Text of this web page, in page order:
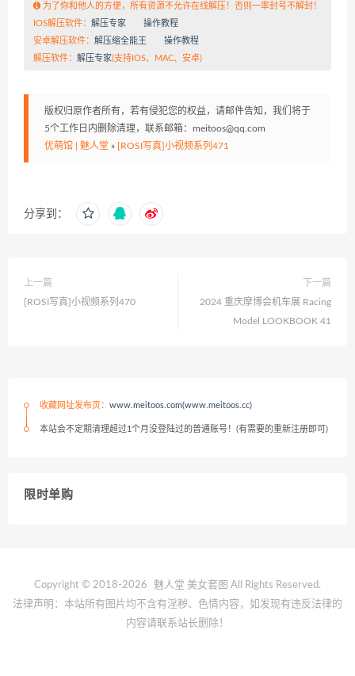
为了你和他人的方便，所有资源不允许在线解压！否则一率封号不解封！
IOS解压软件： 解压专家
操作教程
安卓解压软件： 解压缩全能王
操作教程
解压软件： 解压专家(支持IOS、MAC、安卓)
版权归原作者所有，若有侵犯您的权益，请邮件告知，我们将于
5个工作日内删除清理，联系邮箱：meitoos@qq.com
优萌馆 | 魅人堂 » [ROSI写真]小视频系列471
分享到：
上一篇
[ROSI写真]小视频系列470
下一篇
2024 重庆摩博会机车展 Racing
Model LOOKBOOK 41
收藏网址发布页： www.meitoos.com(www.meitoos.cc)
本站会不定期清理超过1个月没登陆过的普通账号！(有需要的重新注册即可)
限时单购
Copyright © 2018-2026 魅人堂 美女套图 All Rights Reserved.
法律声明：本站所有图片均不含有淫秽、色情内容，如发现有违反法律的
内容请联系站长删除！